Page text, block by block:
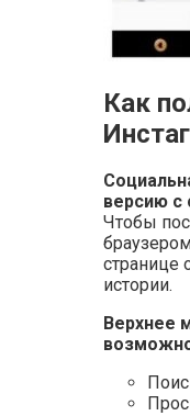
Как
версию
Чтобы
странице
истории.
Верхнее